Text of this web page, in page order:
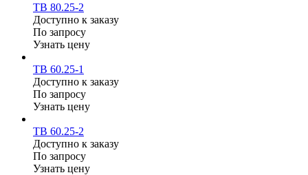
ТВ 80.25-2
Доступно к заказу
По запросу
Узнать цену
ТВ 60.25-1
Доступно к заказу
По запросу
Узнать цену
ТВ 60.25-2
Доступно к заказу
По запросу
Узнать цену